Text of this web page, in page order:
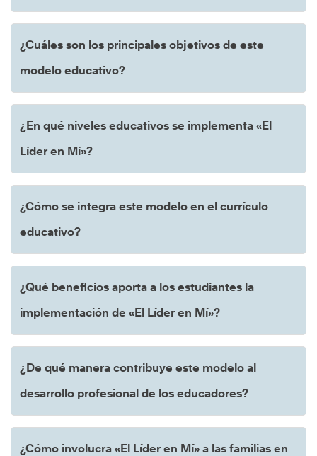
¿Cuáles son los principales objetivos de este
modelo educativo?
¿En qué niveles educativos se implementa «El
Líder en Mí»?
¿Cómo se integra este modelo en el currículo
educativo?
¿Qué beneficios aporta a los estudiantes la
implementación de «El Líder en Mí»?
¿De qué manera contribuye este modelo al
desarrollo profesional de los educadores?
¿Cómo involucra «El Líder en Mí» a las familias en